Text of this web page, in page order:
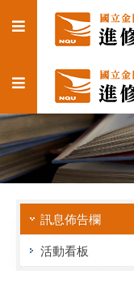
訊息佈告欄
活動看板